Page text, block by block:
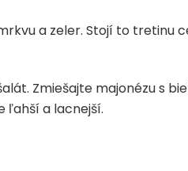
a zeler. Stojí to tretinu
Zmiešajte majonézu s
ľahší a lacnejší.